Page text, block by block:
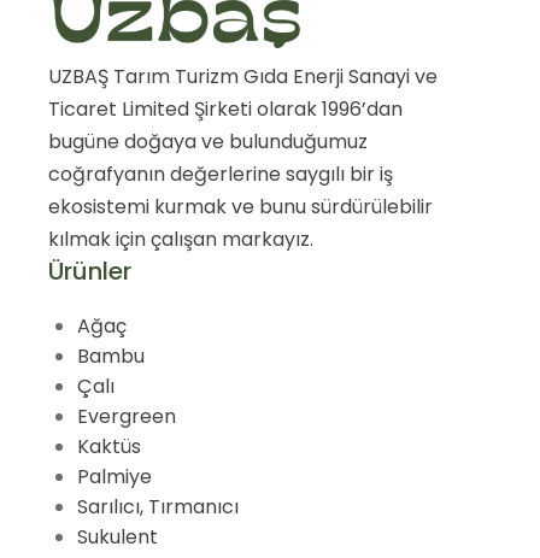
UZBAŞ Tarım Turizm Gıda Enerji Sanayi ve
Ticaret Limited Şirketi olarak 1996’dan
bugüne doğaya ve bulunduğumuz
coğrafyanın değerlerine saygılı bir iş
ekosistemi kurmak ve bunu sürdürülebilir
kılmak için çalışan markayız.
Ürünler
Ağaç
Bambu
Çalı
Evergreen
Kaktüs
Palmiye
Sarılıcı, Tırmanıcı
Sukulent